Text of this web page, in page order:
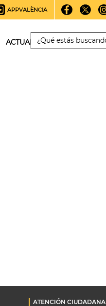
APPVALÈNCIA
ACTUALIDAD
ATENCIÓN CIUDADANA